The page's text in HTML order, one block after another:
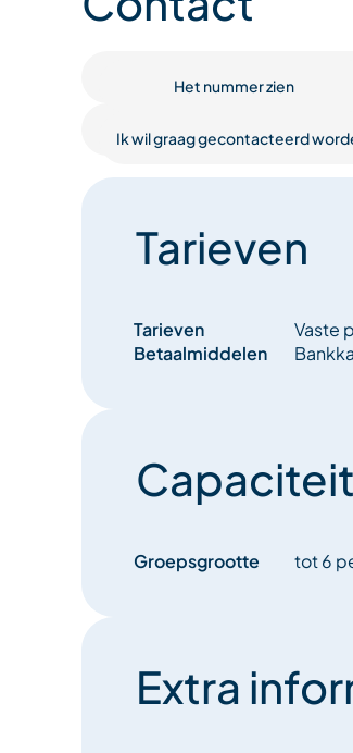
Praktische informatie voor deze
Wat mee te nemen:
Het ontmoetingsuur wordt u
Het nummer zien
Ik wil graag gecontacteerd
Tarieven
Tarieven
Vaste
Betaalmiddelen
Capaciteit
Groepsgrootte tot 6
Extra